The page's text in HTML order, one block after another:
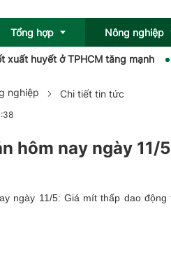
Tổng hợp
khỏe
trí
Nông nghiệp
OCOP
ở TPHCM tăng mạnh Giá
nghiệp Chi tiết tin tức
hôm nay ngày
ngày 11/5: Giá mít thấp dao